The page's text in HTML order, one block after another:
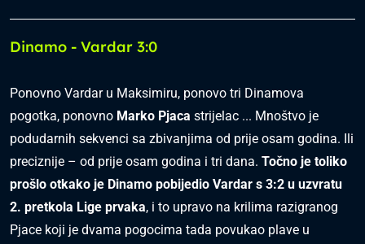
Dinamo - Vardar 3:0
Ponovno Vardar u Maksimiru, ponovo tri Dinamova
pogotka, ponovno Marko Pjaca strijelac ... Mnoštvo je
podudarnih sekvenci sa zbivanjima od prije osam godina. Ili
preciznije – od prije osam godina i tri dana. Točno je toliko
prošlo otkako je Dinamo pobijedio Vardar s 3:2 u uzvratu
2. pretkola Lige prvaka, i to upravo na krilima razigranog
Pjace koji je dvama pogocima tada povukao plave u